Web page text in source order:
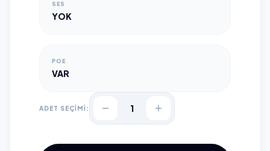
SES
YOK
POE
VAR
ADET SEÇİMİ: 1